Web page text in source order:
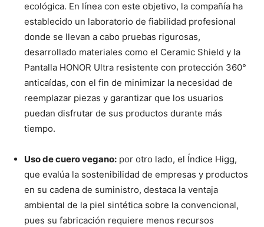
ecológica. En línea con este objetivo, la compañía ha
establecido un laboratorio de fiabilidad profesional
donde se llevan a cabo pruebas rigurosas,
desarrollado materiales como el Ceramic Shield y la
Pantalla HONOR Ultra resistente con protección 360°
anticaídas, con el fin de minimizar la necesidad de
reemplazar piezas y garantizar que los usuarios
puedan disfrutar de sus productos durante más
tiempo.
Uso de cuero vegano: por otro lado, el Índice Higg,
que evalúa la sostenibilidad de empresas y productos
en su cadena de suministro, destaca la ventaja
ambiental de la piel sintética sobre la convencional,
pues su fabricación requiere menos recursos